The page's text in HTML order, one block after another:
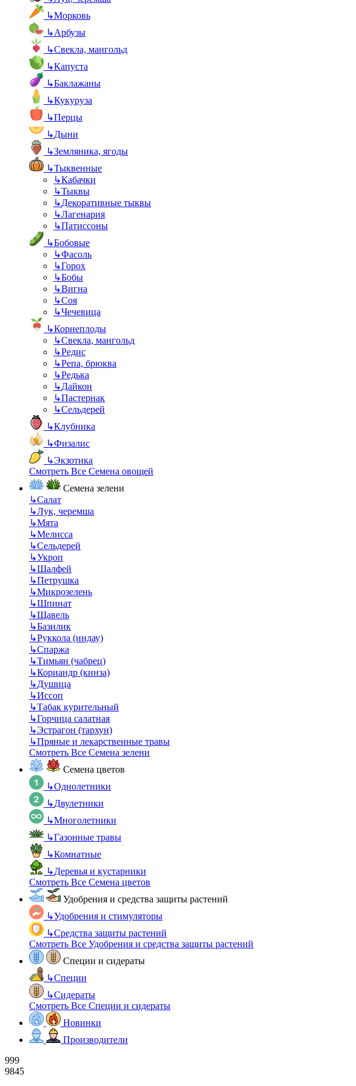
↳Морковь
↳Арбузы
↳Свекла, мангольд
↳Капуста
↳Баклажаны
↳Кукуруза
↳Перцы
↳Дыни
↳Земляника, ягоды
↳Тыквенные
↳Кабачки
↳Тыквы
↳Декоративные тыквы
↳Лагенария
↳Патиссоны
↳Бобовые
↳Фасоль
↳Горох
↳Бобы
↳Вигна
↳Соя
↳Чечевица
↳Корнеплоды
↳Свекла, мангольд
↳Редис
↳Репа, брюква
↳Редька
↳Дайкон
↳Пастернак
↳Сельдерей
↳Клубника
↳Физалис
↳Экзотика
Смотреть Все Семена овощей
Семена зелени
↳Салат
↳Лук, черемша
↳Мята
↳Мелисса
↳Сельдерей
↳Укроп
↳Шалфей
↳Петрушка
↳Микрозелень
↳Шпинат
↳Щавель
↳Базилик
↳Руккола (индау)
↳Спаржа
↳Тимьян (чабрец)
↳Кориандр (кинза)
↳Душица
↳Иссоп
↳Табак курительный
↳Горчица салатная
↳Эстрагон (тархун)
↳Пряные и лекарственные травы
Смотреть Все Семена зелени
Семена цветов
↳Однолетники
↳Двулетники
↳Многолетники
↳Газонные травы
↳Комнатные
↳Деревья и кустарники
Смотреть Все Семена цветов
Удобрения и средства защиты растений
↳Удобрения и стимуляторы
↳Средства защиты растений
Смотреть Все Удобрения и средства защиты растений
Специи и сидераты
↳Специи
↳Сидераты
Смотреть Все Специи и сидераты
Новинки
Производители
999
9845